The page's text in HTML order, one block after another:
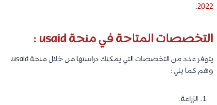
2022
.
التخصصات المتاحة في منحة usaid :
يتوفر عدد من التخصصات التي يمكنك دراستها من خلال منحة usaid،
وهم كما يلي :
الزراعة.